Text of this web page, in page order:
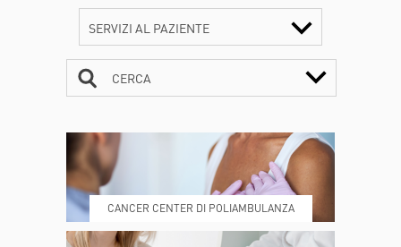
SERVIZI AL PAZIENTE
DOVE SIAMO ESAMI E VISITE
CERCA
CANCER CENTER DI POLIAMBULANZA